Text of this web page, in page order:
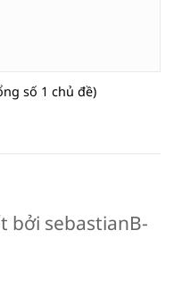
số 1 chủ đề)
bởi sebastianB-